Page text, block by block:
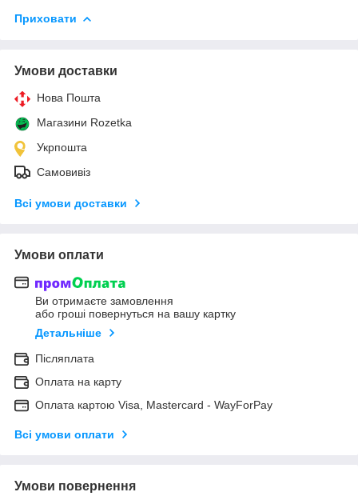
Приховати
Умови доставки
Нова Пошта
Магазини Rozetka
Укрпошта
Самовивіз
Всі умови доставки
Умови оплати
Ви отримаєте замовлення
або гроші повернуться на вашу картку
Детальніше
Післяплата
Оплата на карту
Оплата картою Visa, Mastercard - WayForPay
Всі умови оплати
Умови повернення